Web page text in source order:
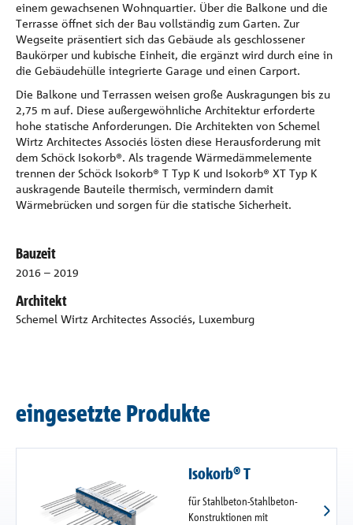
einem gewachsenen Wohnquartier. Über die Balkone und die
Terrasse öffnet sich der Bau vollständig zum Garten. Zur
Wegseite präsentiert sich das Gebäude als geschlossener
Baukörper und kubische Einheit, die ergänzt wird durch eine in
die Gebäudehülle integrierte Garage und einen Carport.
Die Balkone und Terrassen weisen große Auskragungen bis zu
2,75 m auf. Diese außergewöhnliche Architektur erforderte
hohe statische Anforderungen. Die Architekten von Schemel
Wirtz Architectes Associés lösten diese Herausforderung mit
dem Schöck Isokorb®. Als tragende Wärmedämmelemente
trennen der Schöck Isokorb® T Typ K und Isokorb® XT Typ K
auskragende Bauteile thermisch, vermindern damit
Wärmebrücken und sorgen für die statische Sicherheit.
Bauzeit
2016 – 2019
Architekt
Schemel Wirtz Architectes Associés, Luxemburg
eingesetzte Produkte
Isokorb® T
für Stahlbeton-Stahlbeton-
Konstruktionen mit